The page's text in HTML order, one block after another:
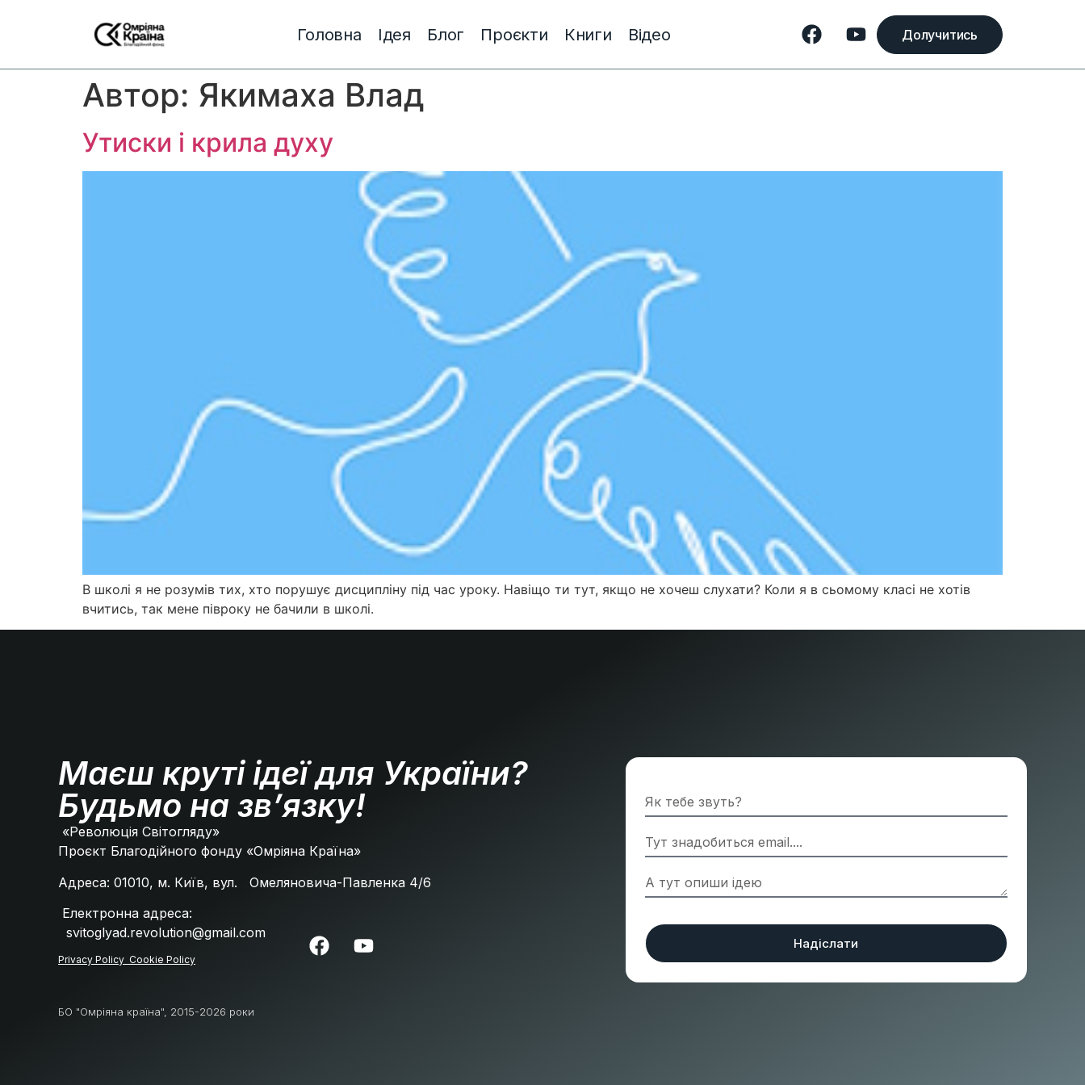
Головна Ідея Блог Проєкти Книги Відео Долучитись
Автор: Якимаха Влад
Утиски і крила духу
В школі я не розумів тих, хто порушує дисципліну під час уроку. Навіщо ти тут, якщо не хочеш слухати? Коли я в сьомому класі не хотів
вчитись, так мене півроку не бачили в школі.
Маєш круті ідеї для України?
Будьмо на зв’язку!
«Революція Світогляду»
Проєкт Благодійного фонду «Омріяна Країна»
Адреса: 01010, м. Київ, вул. Омеляновича-Павленка 4/6
Електронна адреса:
svitoglyad.revolution@gmail.com
Privacy Policу Cookie Policy
Надіслати
БО "Омріяна країна", 2015-2026 роки